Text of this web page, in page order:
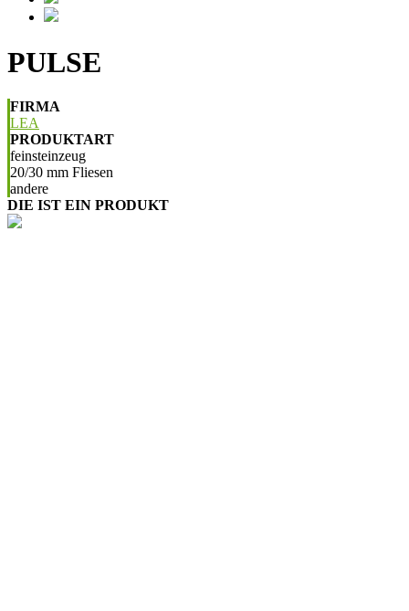
PULSE
FIRMA
LEA
PRODUKTART
feinsteinzeug
20/30 mm Fliesen
andere
DIE IST EIN PRODUKT